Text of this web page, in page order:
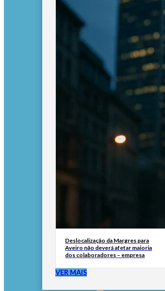
Deslocalização da Margres para
Aveiro não deverá afetar maioria
dos colaboradores – empresa
VER MAIS